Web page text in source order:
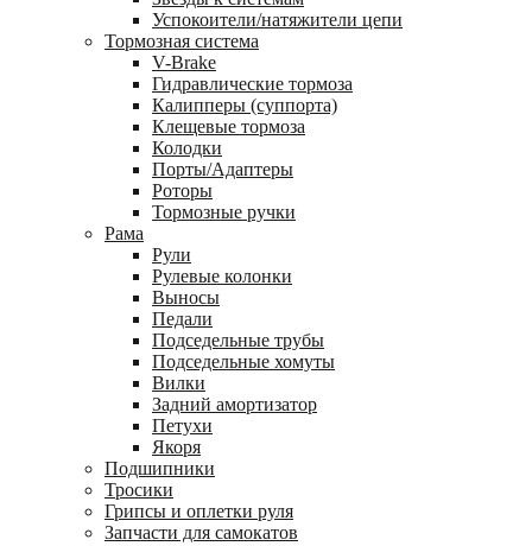
Успокоители/натяжители цепи
Тормозная система
V-Brake
Гидравлические тормоза
Калипперы (суппорта)
Клещевые тормоза
Колодки
Порты/Адаптеры
Роторы
Тормозные ручки
Рама
Рули
Рулевые колонки
Выносы
Педали
Подседельные трубы
Подседельные хомуты
Вилки
Задний амортизатор
Петухи
Якоря
Подшипники
Тросики
Грипсы и оплетки руля
Запчасти для самокатов